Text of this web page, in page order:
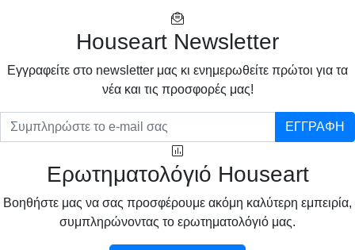
Houseart Newsletter
Eγγραφείτε στο newsletter μας κι ενημερωθείτε πρώτοι για τα
νέα και τις προσφορές μας!
ΕΓΓΡΑΦΗ
Ερωτηματολόγιό Houseart
Βοηθήστε μας να σας προσφέρουμε ακόμη καλύτερη εμπειρία,
συμπληρώνοντας το ερωτηματολόγιό μας.